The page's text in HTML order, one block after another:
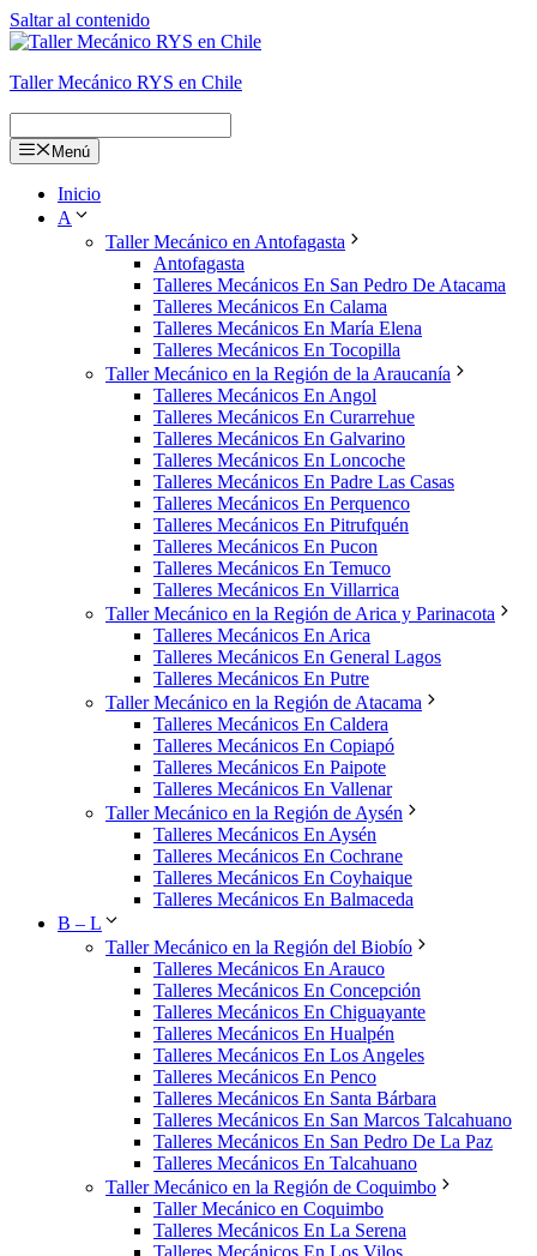
Saltar al contenido
Taller Mecánico RYS en Chile
Menú
Inicio
A
Taller Mecánico en Antofagasta
Antofagasta
Talleres Mecánicos En San Pedro De Atacama
Talleres Mecánicos En Calama
Talleres Mecánicos En María Elena
Talleres Mecánicos En Tocopilla
Taller Mecánico en la Región de la Araucanía
Talleres Mecánicos En Angol
Talleres Mecánicos En Curarrehue
Talleres Mecánicos En Galvarino
Talleres Mecánicos En Loncoche
Talleres Mecánicos En Padre Las Casas
Talleres Mecánicos En Perquenco
Talleres Mecánicos En Pitrufquén
Talleres Mecánicos En Pucon
Talleres Mecánicos En Temuco
Talleres Mecánicos En Villarrica
Taller Mecánico en la Región de Arica y Parinacota
Talleres Mecánicos En Arica
Talleres Mecánicos En General Lagos
Talleres Mecánicos En Putre
Taller Mecánico en la Región de Atacama
Talleres Mecánicos En Caldera
Talleres Mecánicos En Copiapó
Talleres Mecánicos En Paipote
Talleres Mecánicos En Vallenar
Taller Mecánico en la Región de Aysén
Talleres Mecánicos En Aysén
Talleres Mecánicos En Cochrane
Talleres Mecánicos En Coyhaique
Talleres Mecánicos En Balmaceda
B – L
Taller Mecánico en la Región del Biobío
Talleres Mecánicos En Arauco
Talleres Mecánicos En Concepción
Talleres Mecánicos En Chiguayante
Talleres Mecánicos En Hualpén
Talleres Mecánicos En Los Angeles
Talleres Mecánicos En Penco
Talleres Mecánicos En Santa Bárbara
Talleres Mecánicos En San Marcos Talcahuano
Talleres Mecánicos En San Pedro De La Paz
Talleres Mecánicos En Talcahuano
Taller Mecánico en la Región de Coquimbo
Taller Mecánico en Coquimbo
Talleres Mecánicos En La Serena